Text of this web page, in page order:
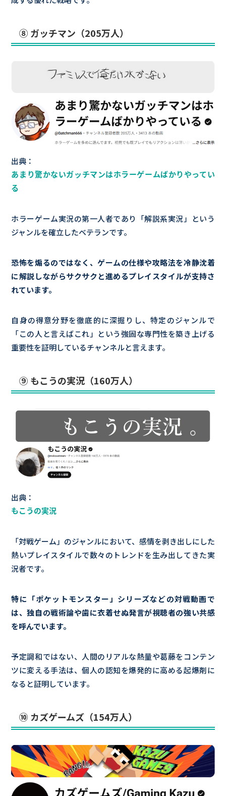
⑧ ガッチマン（205万人）
出典：
あまり驚かないガッチマンはホラーゲームばかりやってい
る
ホラーゲーム実況の第一人者であり「解説系実況」という
ジャンルを確立したベテランです。
恐怖を煽るのではなく、ゲームの仕様や攻略法を冷静沈着
に解説しながらサクサクと進めるプレイスタイルが支持さ
れています。
自身の得意分野を徹底的に深掘りし、特定のジャンルで
「この人と言えばこれ」という強固な専門性を築き上げる
重要性を証明しているチャンネルと言えます。
⑨ もこうの実況（160万人）
出典：
もこうの実況
「対戦ゲーム」のジャンルにおいて、感情を剥き出しにした
熱いプレイスタイルで数々のトレンドを生み出してきた実
況者です。
特に「ポケットモンスター」シリーズなどの対戦動画で
は、独自の戦術論や歯に衣着せぬ発言が視聴者の強い共感
を呼んでいます。
予定調和ではない、人間のリアルな熱量や葛藤をコンテン
ツに変える手法は、個人の認知を爆発的に高める起爆剤に
なると証明しています。
⑩ カズゲームズ（154万人）